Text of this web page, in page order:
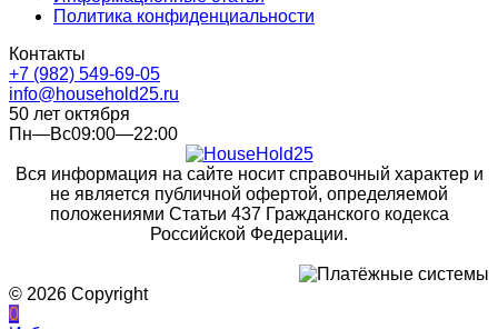
Политика конфиденциальности
Контакты
+7 (982) 549-69-05
info@household25.ru
50 лет октября
Пн—Вс09:00—22:00
Вся информация на сайте носит справочный характер и
не является публичной офертой, определяемой
положениями Статьи 437 Гражданского кодекса
Российской Федерации.
© 2026 Copyright
0